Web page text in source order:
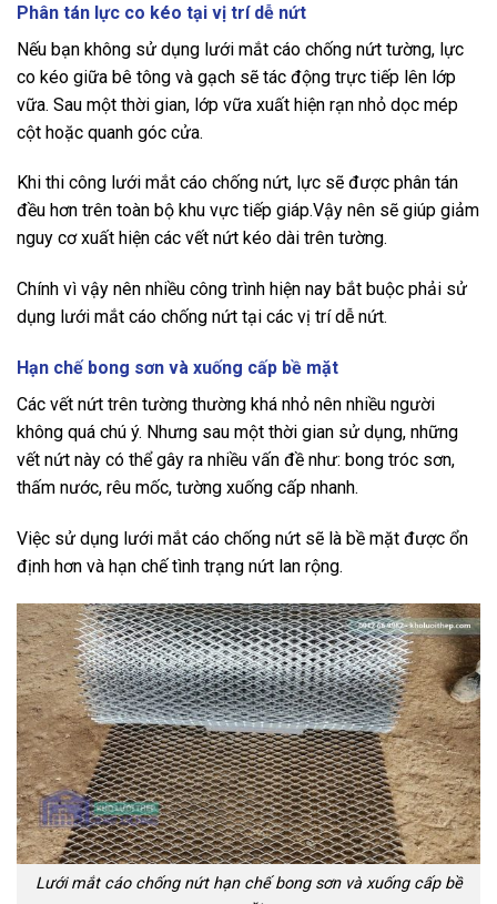
Phân tán lực co kéo tại vị trí dễ nứt
Nếu bạn không sử dụng lưới mắt cáo chống nứt tường, lực
co kéo giữa bê tông và gạch sẽ tác động trực tiếp lên lớp
vữa. Sau một thời gian, lớp vữa xuất hiện rạn nhỏ dọc mép
cột hoặc quanh góc cửa.
Khi thi công lưới mắt cáo chống nứt, lực sẽ được phân tán
đều hơn trên toàn bộ khu vực tiếp giáp.Vậy nên sẽ giúp giảm
nguy cơ xuất hiện các vết nứt kéo dài trên tường.
Chính vì vậy nên nhiều công trình hiện nay bắt buộc phải sử
dụng lưới mắt cáo chống nứt tại các vị trí dễ nứt.
Hạn chế bong sơn và xuống cấp bề mặt
Các vết nứt trên tường thường khá nhỏ nên nhiều người
không quá chú ý. Nhưng sau một thời gian sử dụng, những
vết nứt này có thể gây ra nhiều vấn đề như: bong tróc sơn,
thấm nước, rêu mốc, tường xuống cấp nhanh.
Việc sử dụng lưới mắt cáo chống nứt sẽ là bề mặt được ổn
định hơn và hạn chế tình trạng nứt lan rộng.
Lưới mắt cáo chống nứt hạn chế bong sơn và xuống cấp bề